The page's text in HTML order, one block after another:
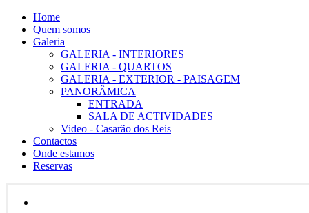
Home
Quem somos
Galeria
GALERIA - INTERIORES
GALERIA - QUARTOS
GALERIA - EXTERIOR - PAISAGEM
PANORÂMICA
ENTRADA
SALA DE ACTIVIDADES
Video - Casarão dos Reis
Contactos
Onde estamos
Reservas